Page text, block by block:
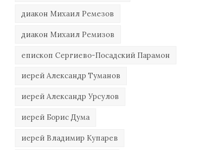
диакон Михаил Ремезов
диакон Михаил Ремизов
епископ Сергиево-Посадский Парамон
иерей Александр Туманов
иерей Александр Урсулов
иерей Борис Дума
иерей Владимир Купарев